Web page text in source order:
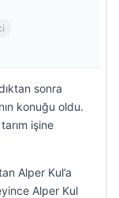
sonra
konuğu oldu.
işine
Alper Kul’a
Alper Kul